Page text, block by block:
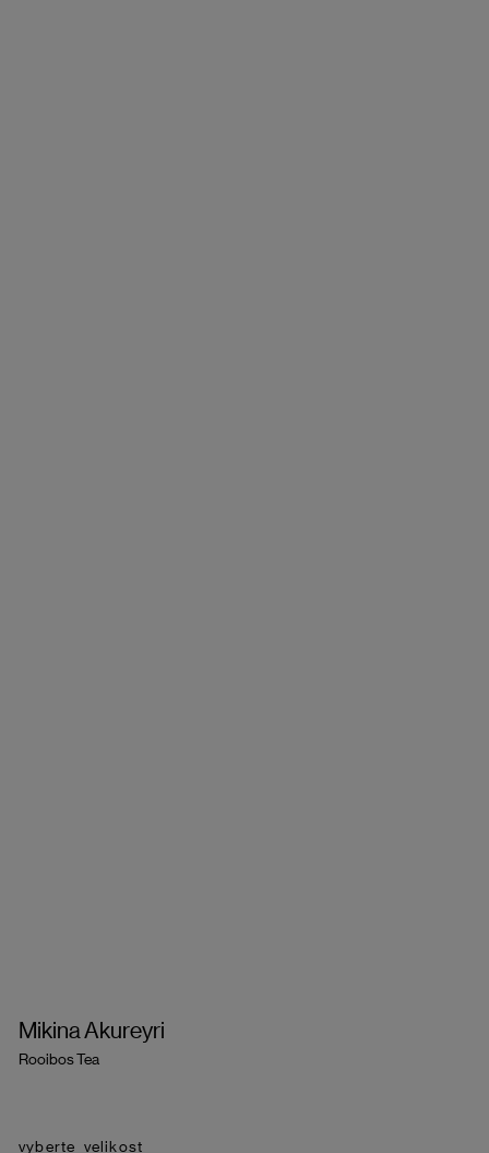
Mikina Akureyri
Rooibos Tea
velikost